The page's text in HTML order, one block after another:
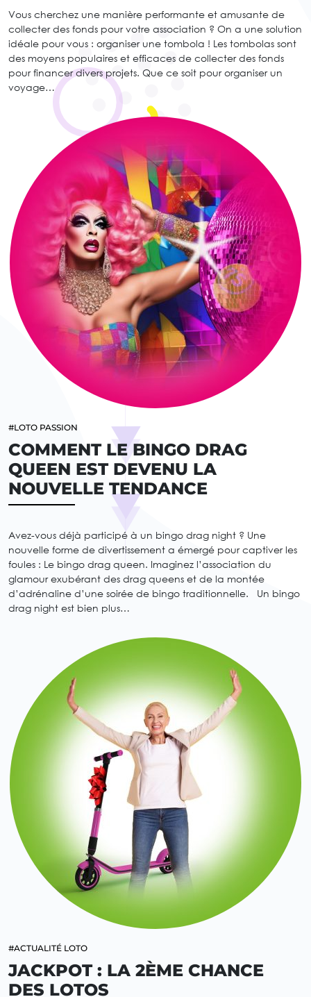
Vous cherchez une manière performante et amusante de
collecter des fonds pour votre association ? On a une solution
idéale pour vous : organiser une tombola ! Les tombolas sont
des moyens populaires et efficaces de collecter des fonds
pour financer divers projets. Que ce soit pour organiser un
voyage…
#LOTO PASSION
COMMENT LE BINGO DRAG
QUEEN EST DEVENU LA
NOUVELLE TENDANCE
Avez-vous déjà participé à un bingo drag night ? Une
nouvelle forme de divertissement a émergé pour captiver les
foules : Le bingo drag queen. Imaginez l’association du
glamour exubérant des drag queens et de la montée
d’adrénaline d’une soirée de bingo traditionnelle. Un bingo
drag night est bien plus…
#ACTUALITÉ LOTO
JACKPOT : LA 2ÈME CHANCE
DES LOTOS